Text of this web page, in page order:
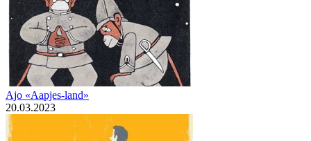
Ajo «Aapjes-land»
20.03.2023